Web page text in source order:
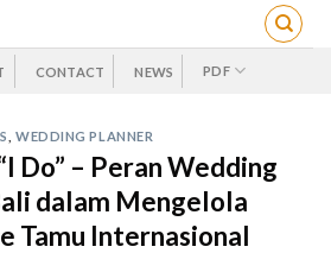
CONTACT NEWS PDF
WEDDING PLANNER
Do” – Peran Wedding
dalam Mengelola
Tamu Internasional